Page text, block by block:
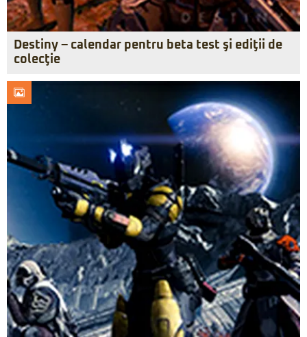
Destiny – calendar pentru beta test şi ediţii de
colecţie